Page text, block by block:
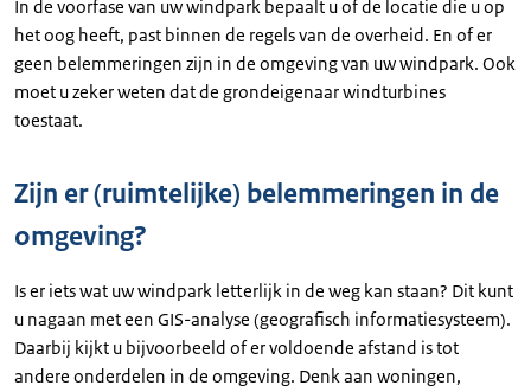
In de voorfase van uw windpark bepaalt u of de locatie die u op
het oog heeft, past binnen de regels van de overheid. En of er
geen belemmeringen zijn in de omgeving van uw windpark. Ook
moet u zeker weten dat de grondeigenaar windturbines
toestaat.
Zijn er (ruimtelijke) belemmeringen in de
omgeving?
Is er iets wat uw windpark letterlijk in de weg kan staan? Dit kunt
u nagaan met een GIS-analyse (geografisch informatiesysteem).
Daarbij kijkt u bijvoorbeeld of er voldoende afstand is tot
andere onderdelen in de omgeving. Denk aan woningen,